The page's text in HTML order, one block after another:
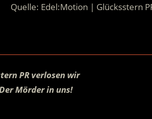
Quelle: Edel:Motion | Glücksstern
PR verlosen wir
Mörder in uns!